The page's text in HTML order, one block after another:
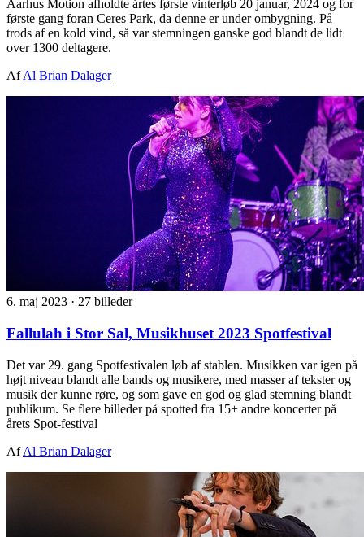
Aarhus Motion afholdte årtes første vinterløb 20 januar, 2024 og for
første gang foran Ceres Park, da denne er under ombygning. På
trods af en kold vind, så var stemningen ganske god blandt de lidt
over 1300 deltagere.
AfAl Brian Dalager
6. maj 2023 · 27 billeder
Fallulah i Stor Sal, Musikhuset 2023 Spotfestival
Det var 29. gang Spotfestivalen løb af stablen. Musikken var igen på
højt niveau blandt alle bands og musikere, med masser af tekster og
musik der kunne røre, og som gave en god og glad stemning blandt
publikum. Se flere billeder på spotted fra 15+ andre koncerter på
årets Spot-festival
AfAl Brian Dalager